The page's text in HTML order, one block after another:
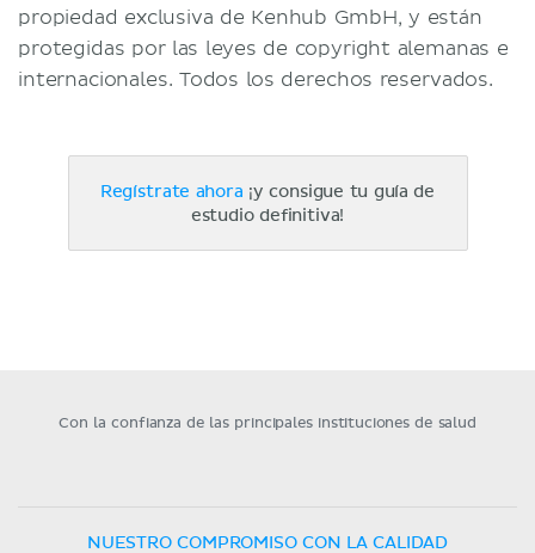
propiedad exclusiva de Kenhub GmbH, y están
protegidas por las leyes de copyright alemanas e
internacionales. Todos los derechos reservados.
Regístrate ahora ¡y consigue tu guía de
estudio definitiva!
Con la confianza de las principales instituciones de salud
NUESTRO COMPROMISO CON LA CALIDAD